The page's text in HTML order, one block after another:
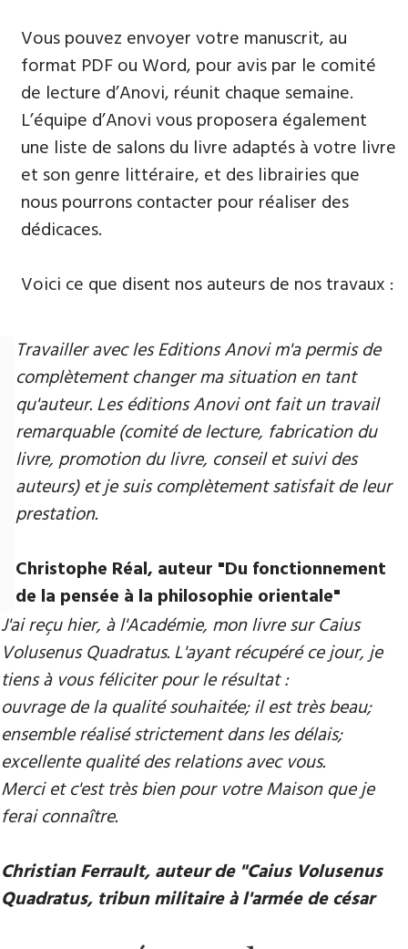
Vous pouvez envoyer votre manuscrit, au
format PDF ou Word, pour avis par le comité
de lecture d’Anovi, réunit chaque semaine.
L’équipe d’Anovi vous proposera également
une liste de salons du livre adaptés à votre livre
et son genre littéraire, et des librairies que
nous pourrons contacter pour réaliser des
dédicaces.
Voici ce que disent nos auteurs de nos travaux :
Travailler avec les Editions Anovi m'a permis de
complètement changer ma situation en tant
qu'auteur. Les éditions Anovi ont fait un travail
remarquable (comité de lecture, fabrication du
livre, promotion du livre, conseil et suivi des
auteurs) et je suis complètement satisfait de leur
prestation.
Christophe Réal, auteur ​"Du fonctionnement
de la pensée à la philosophie orientale"
J'ai reçu hier, à l'Académie, mon livre sur Caius
Volusenus Quadratus. L'ayant récupéré ce jour, je
tiens à vous féliciter pour le résultat :
ouvrage de la qualité souhaitée; il est très beau;
ensemble réalisé strictement dans les délais;
excellente qualité des relations avec vous.
Merci et c'est très bien pour votre Maison que je
ferai connaître.
Christian Ferrault, auteur de "Caius Volusenus
Quadratus, tribun militaire à l'armée de césar